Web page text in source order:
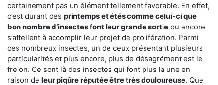
certainement pas un élément tellement favorable. En effet,
c’est durant des printemps et étés comme celui-ci que
bon nombre d’insectes font leur grande sortie ou encore
s’attellent à accomplir leur projet de prolifération. Parmi
ces nombreux insectes, un de ceux présentant plusieurs
particularités et plus encore, plus de désagrément est le
frelon. Ce sont là des insectes qui font plus la une en
raison de leur piqûre réputée être très douloureuse. Que